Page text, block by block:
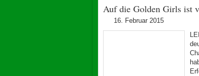
Auf die Golden Girls ist
16. Februar 2015